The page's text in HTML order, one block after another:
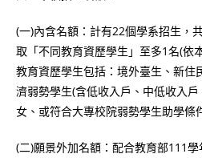
(一)內含名額：計有22個學系招生，
取「不同教育資歷學生」至多1名(依
教育資歷學生包括：境外臺生、新住
濟弱勢學生(含低收入戶、中低收入
女、或符合大專校院弱勢學生助學條
(二)願景外加名額：配合教育部111